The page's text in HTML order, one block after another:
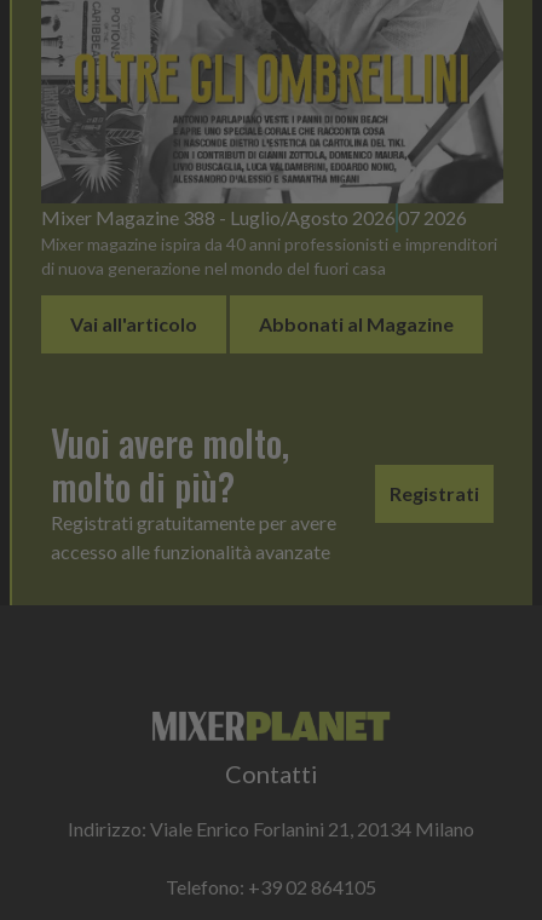
Mixer Magazine 388 - Luglio/Agosto 2026 07 2026
Mixer magazine ispira da 40 anni professionisti e imprenditori
di nuova generazione nel mondo del fuori casa
Vai all'articolo Abbonati al Magazine
Vuoi avere molto,
molto di più?
Registrati gratuitamente per avere
accesso alle funzionalità avanzate
Registrati
Contatti
Indirizzo: Viale Enrico Forlanini 21, 20134 Milano
Telefono: +39 02 864105